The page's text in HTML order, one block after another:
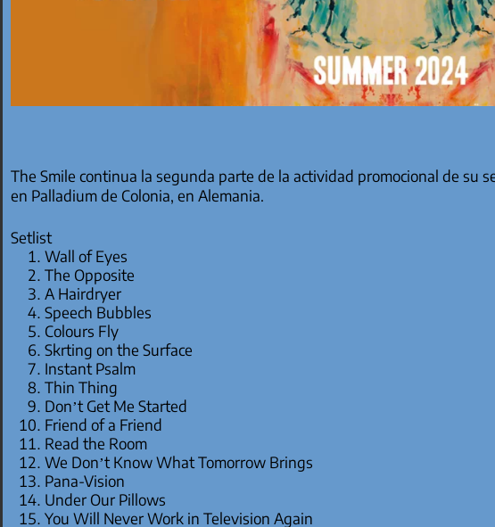
The Smile continua la segunda parte de la actividad promocional de su
en Palladium de Colonia, en Alemania.
Setlist
Wall of Eyes
The Opposite
A Hairdryer
Speech Bubbles
Colours Fly
Skrting on the Surface
Instant Psalm
Thin Thing
Don’t Get Me Started
Friend of a Friend
Read the Room
We Don’t Know What Tomorrow Brings
Pana-Vision
Under Our Pillows
You Will Never Work in Television Again